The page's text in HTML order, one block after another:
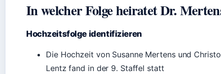
In welcher Folge heiratet Dr.
Hochzeitsfolge identifizieren
Die Hochzeit von Susanne Mertens und
Lentz fand in der 9. Staffel statt